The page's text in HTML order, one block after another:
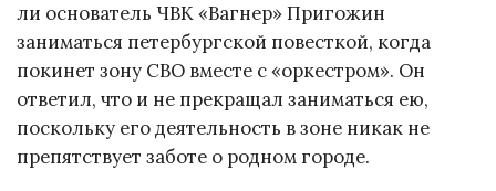
ли основатель ЧВК «Вагнер» Пригожин
заниматься петербургской повесткой, когда
покинет зону СВО вместе с «оркестром». Он
ответил, что и не прекращал заниматься ею,
поскольку его деятельность в зоне никак не
препятствует заботе о родном городе.